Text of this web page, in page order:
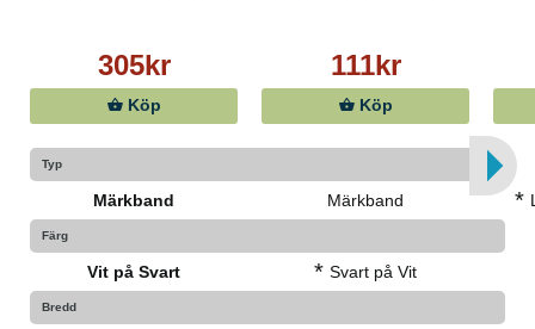
305kr
Köp
111kr
Köp
Typ
Märkband Märkband *
Färg
Vit på Svart * Svart på Vit
Bredd